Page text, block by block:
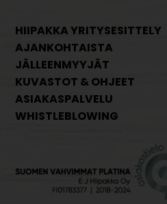
HIIPAKKA YRITYSESITTELY
AJANKOHTAISTA
JÄLLEENMYYJÄT
KUVASTOT & OHJEET
ASIAKASPALVELU
WHISTLEBLOWING